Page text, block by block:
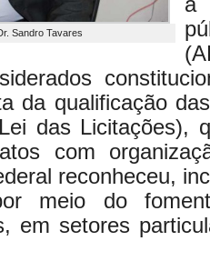
Sandro Tavares
da qualificação
das Licitações),
com
reconheceu,
meio do
em setores